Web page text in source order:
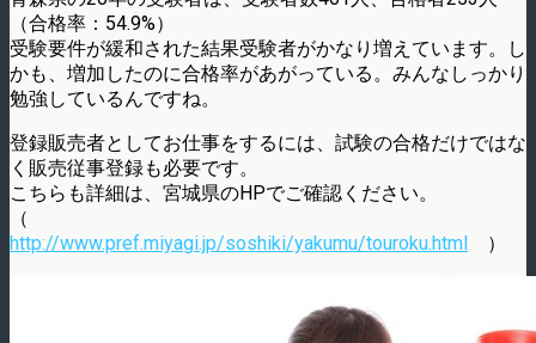
（合格率：54.9%）
受験要件が緩和された結果受験者がかなり増えています。し
かも、増加したのに合格率があがっている。みんなしっかり
勉強しているんですね。
登録販売者としてお仕事をするには、試験の合格だけではな
く販売従事登録も必要です。
こちらも詳細は、宮城県のHPでご確認ください。
（
http://www.pref.miyagi.jp/soshiki/yakumu/touroku.html ）